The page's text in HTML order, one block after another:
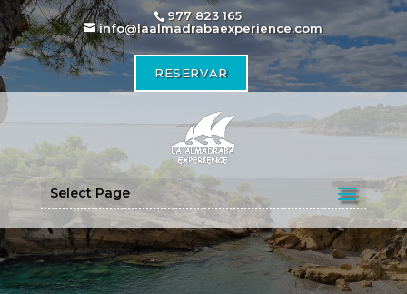
977 823 165
info@laalmadrabaexperience.com
RESERVAR
Select Page